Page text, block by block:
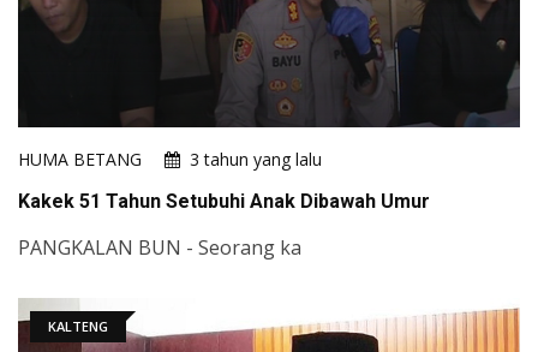
HUMA BETANG
3 tahun yang lalu
Kakek 51 Tahun Setubuhi Anak Dibawah Umur
PANGKALAN BUN - Seorang ka
KALTENG